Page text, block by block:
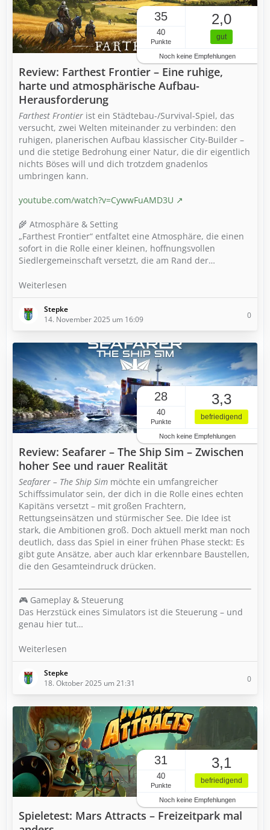
35
40
Punkte
2,0
gut
Noch keine Empfehlungen
Review: Farthest Frontier – Eine ruhige,
harte und atmosphärische Aufbau-
Herausforderung
Farthest Frontier ist ein Städtebau-/Survival-Spiel, das
versucht, zwei Welten miteinander zu verbinden: den
ruhigen, planerischen Aufbau klassischer City-Builder –
und die stetige Bedrohung einer Natur, die dir eigentlich
nichts Böses will und dich trotzdem gnadenlos
umbringen kann.
youtube.com/watch?v=CywwFuAMD3U
🌾 Atmosphäre & Setting
„Farthest Frontier“ entfaltet eine Atmosphäre, die einen
sofort in die Rolle einer kleinen, hoffnungsvollen
Siedlergemeinschaft versetzt, die am Rand der…
Weiterlesen
Stepke
14. November 2025 um 16:09
0
28
40
Punkte
3,3
befriedigend
Noch keine Empfehlungen
Review: Seafarer – The Ship Sim – Zwischen
hoher See und rauer Realität
Seafarer – The Ship Sim möchte ein umfangreicher
Schiffssimulator sein, der dich in die Rolle eines echten
Kapitäns versetzt – mit großen Frachtern,
Rettungseinsätzen und stürmischer See. Die Idee ist
stark, die Ambitionen groß. Doch aktuell merkt man noch
deutlich, dass das Spiel in einer frühen Phase steckt: Es
gibt gute Ansätze, aber auch klar erkennbare Baustellen,
die den Gesamteindruck drücken.
🎮 Gameplay & Steuerung
Das Herzstück eines Simulators ist die Steuerung – und
genau hier tut…
Weiterlesen
Stepke
18. Oktober 2025 um 21:31
0
31
40
Punkte
3,1
befriedigend
Noch keine Empfehlungen
Spieletest: Mars Attracts – Freizeitpark mal